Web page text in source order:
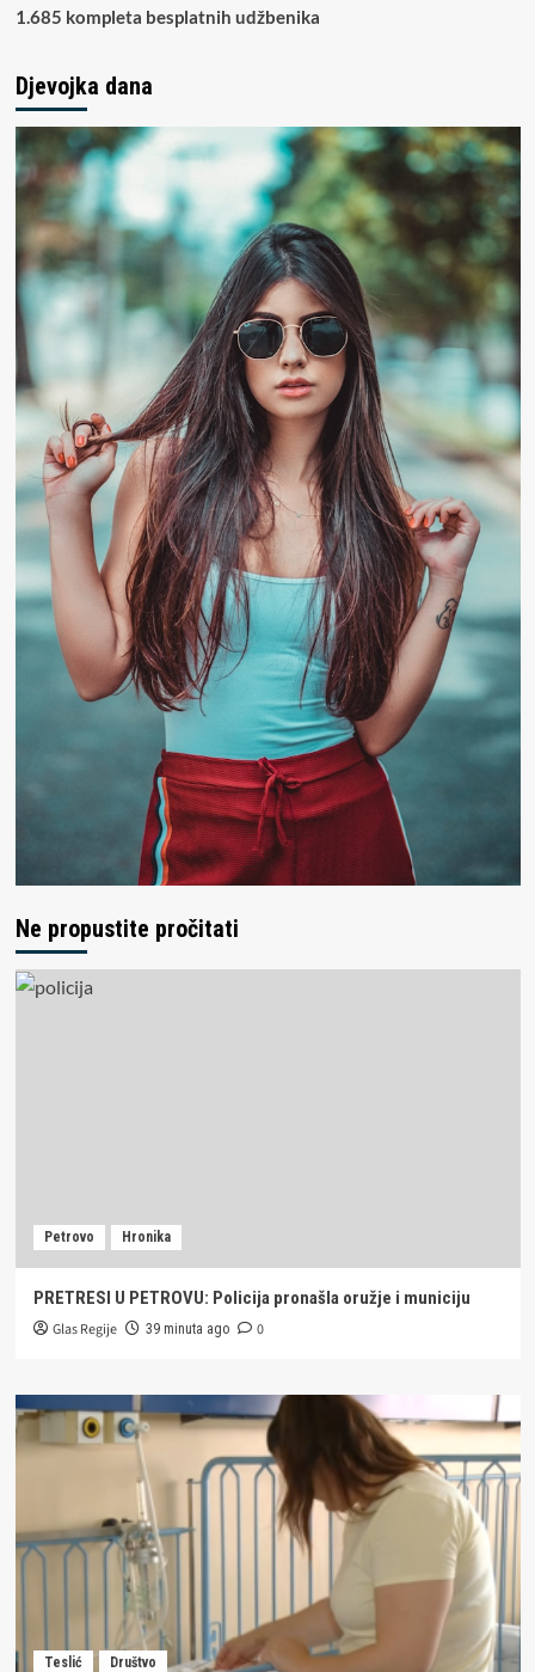
1.685 kompleta besplatnih udžbenika
Djevojka dana
Ne propustite pročitati
Petrovo Hronika
PRETRESI U PETROVU: Policija pronašla oružje i municiju
Glas Regije 39 minuta ago 0
Teslić Društvo